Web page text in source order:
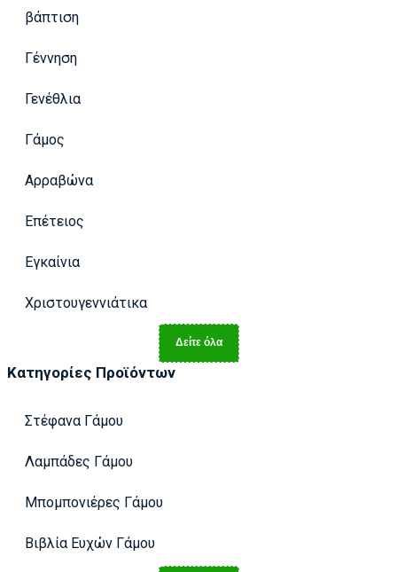
βάπτιση
Γέννηση
Γενέθλια
Γάμος
Αρραβώνα
Επέτειος
Εγκαίνια
Χριστουγεννιάτικα
Δείτε όλα
Κατηγορίες Προϊόντων
Στέφανα Γάμου
Λαμπάδες Γάμου
Μπομπονιέρες Γάμου
Βιβλία Ευχών Γάμου